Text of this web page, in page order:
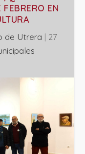
FEBRERO EN
de Utrera | 27